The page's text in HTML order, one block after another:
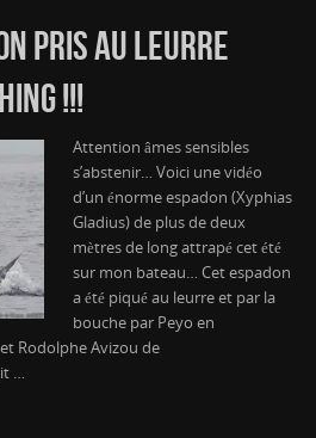
PRIS AU LEURRE
!!!
Attention âmes sensibles
s’abstenir… Voici une vidéo
d’un énorme espadon (Xyphias
Gladius) de plus de deux
mètres de long attrapé cet été
sur mon bateau… Cet espadon
a été piqué au leurre et par la
bouche par Peyo en
Rodolphe Avizou de
…